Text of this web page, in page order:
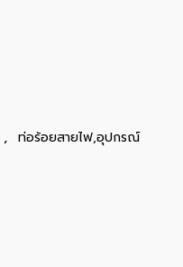
, ท่อร้อยสายไฟ,อุปกรณ์